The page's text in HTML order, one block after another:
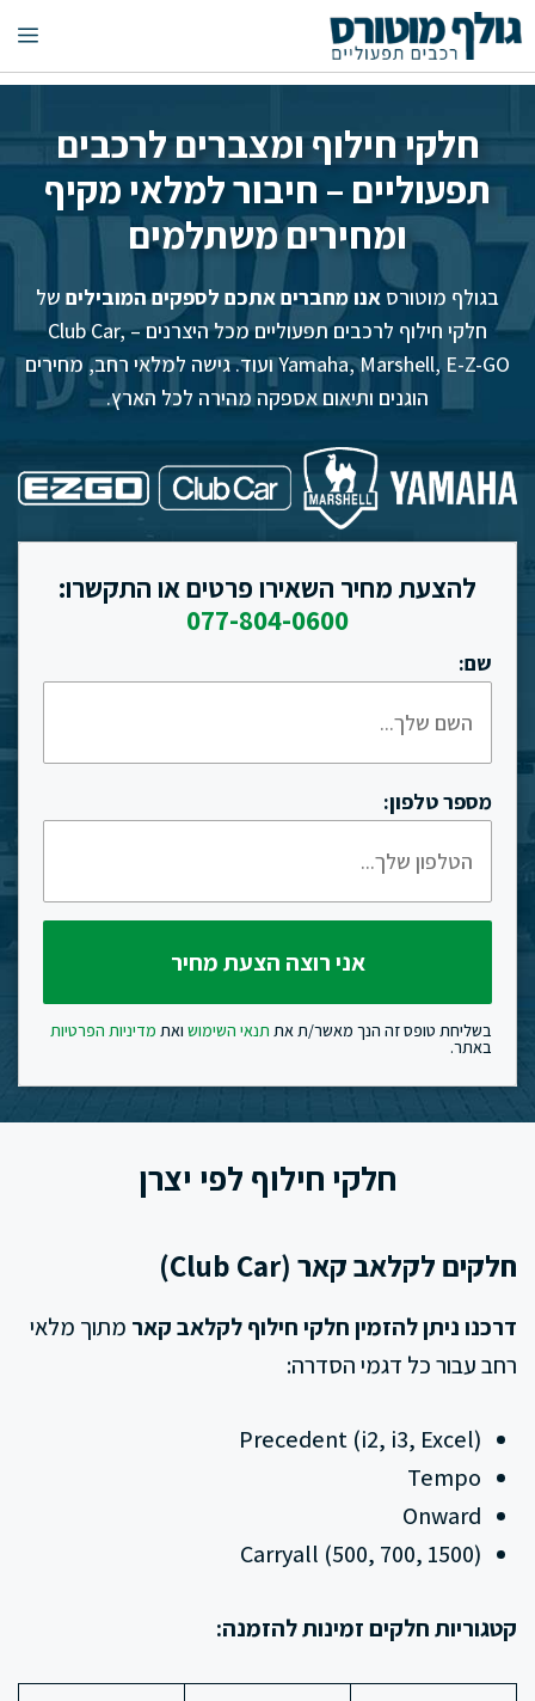
לדלג
חלקי חילוף ומצברים לרכבים
תפעוליים – חיבור למלאי מקיף
ומחירים משתלמים
בגולף מוטורס אנו מחברים אתכם לספקים המובילים של
חלקי חילוף לרכבים תפעוליים מכל היצרנים – Club Car,
Yamaha, Marshell, E-Z-GO ועוד. גישה למלאי רחב, מחירים
הוגנים ותיאום אספקה מהירה לכל הארץ.
להצעת מחיר השאירו פרטים או התקשרו:
077-804-0600
שם:
מספר טלפון:
בשליחת טופס זה הנך מאשר/ת את תנאי השימוש ואת מדיניות הפרטיות
באתר.
חלקי חילוף לפי יצרן
חלקים לקלאב קאר (Club Car)
דרכנו ניתן להזמין חלקי חילוף לקלאב קאר מתוך מלאי
רחב עבור כל דגמי הסדרה:
Precedent (i2, i3, Excel)
Tempo
Onward
Carryall (500, 700, 1500)
קטגוריות חלקים זמינות להזמנה: